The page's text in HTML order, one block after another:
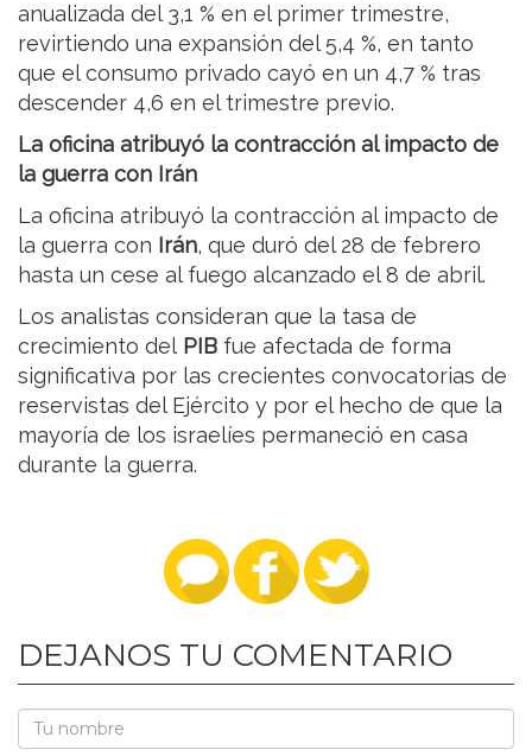
anualizada del 3,1 % en el primer trimestre,
revirtiendo una expansión del 5,4 %, en tanto
que el consumo privado cayó en un 4,7 % tras
descender 4,6 en el trimestre previo.
La oficina atribuyó la contracción al impacto de
la guerra con Irán
La oficina atribuyó la contracción al impacto de
la guerra con Irán, que duró del 28 de febrero
hasta un cese al fuego alcanzado el 8 de abril.
Los analistas consideran que la tasa de
crecimiento del PIB fue afectada de forma
significativa por las crecientes convocatorias de
reservistas del Ejército y por el hecho de que la
mayoría de los israelíes permaneció en casa
durante la guerra.
DEJANOS TU COMENTARIO